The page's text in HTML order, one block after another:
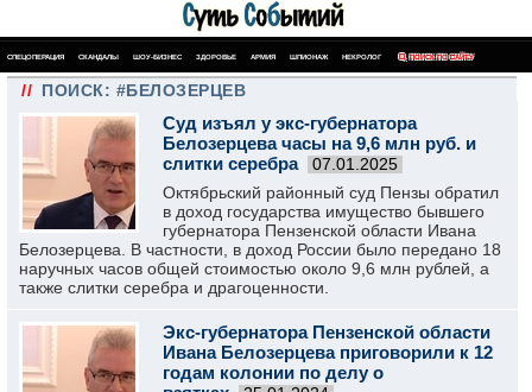
СПЕЦОПЕРАЦИЯ СКАНДАЛЫ ШОУ-БИЗНЕС ЗДОРОВЬЕ АРМИЯ ШПИОНАЖ НЕКРОЛОГ ПОИСК ПО САЙТУ
// ПОИСК: #БЕЛОЗЕРЦЕВ
Суд изъял у экс-губернатора
Белозерцева часы на 9,6 млн руб. и
слитки серебра
07.01.2025
Октябрьский районный суд Пензы обратил
в доход государства имущество бывшего
губернатора Пензенской области Ивана
Белозерцева. В частности, в доход России было передано 18
наручных часов общей стоимостью около 9,6 млн рублей, а
также слитки серебра и драгоценности.
Экс-губернатора Пензенской области
Ивана Белозерцева приговорили к 12
годам колонии по делу о